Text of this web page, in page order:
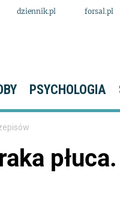
dziennik.pl forsal.pl
PSYCHOLOGIA
płuca.